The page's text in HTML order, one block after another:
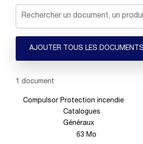
AJOUTER TOUS LES
Showing 1 -
1 document
Compulsor Protection incendie
Catalogues
Généraux
63 Mo